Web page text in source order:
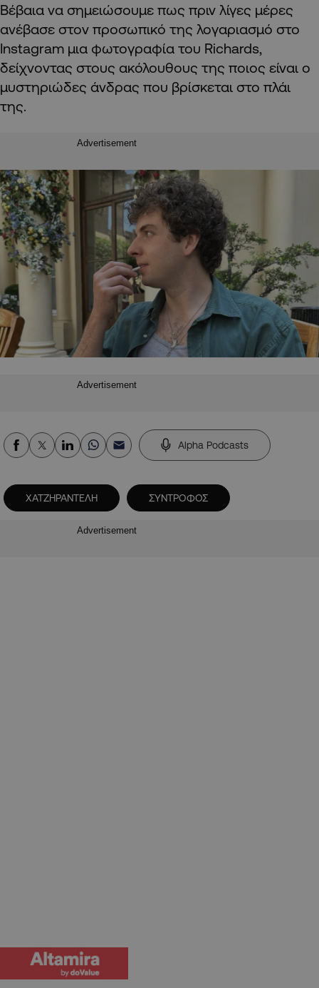
Βέβαια να σημειώσουμε πως πριν λίγες μέρες
ανέβασε στον προσωπικό της λογαριασμό στο
Instagram μια φωτογραφία του Richards,
δείχνοντας στους ακόλουθους της ποιος είναι ο
μυστηριώδες άνδρας που βρίσκεται στο πλάι
της.
Advertisement
Advertisement
Alpha Podcasts
XATZHPANTEΛΗ ΣΥΝΤΡΟΦΟΣ
Advertisement